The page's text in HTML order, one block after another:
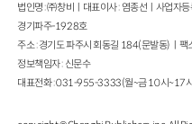
법인명 : ㈜창비ㅣ대표이사 : 염종선ㅣ사업
경기파주-1928호
주소 : 경기도 파주시 회동길 184(문발동)ㅣ
정보책임자 : 신문수
대표전화 : 031-955-3333(월~금 10시~17